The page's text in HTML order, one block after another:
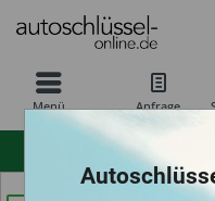
Menü Anfrage